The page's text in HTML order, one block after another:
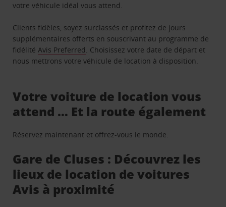
votre véhicule idéal vous attend.
Clients fidèles, soyez surclassés et profitez de jours
supplémentaires offerts en souscrivant au programme de
fidélitéAvis Preferred. Choisissez votre date de départ et
nous mettrons votre véhicule de location à disposition.
Votre voiture de location vous
attend … Et la route également
Réservez maintenant et offrez-vous le monde.
Gare de Cluses : Découvrez les
lieux de location de voitures
Avis à proximité